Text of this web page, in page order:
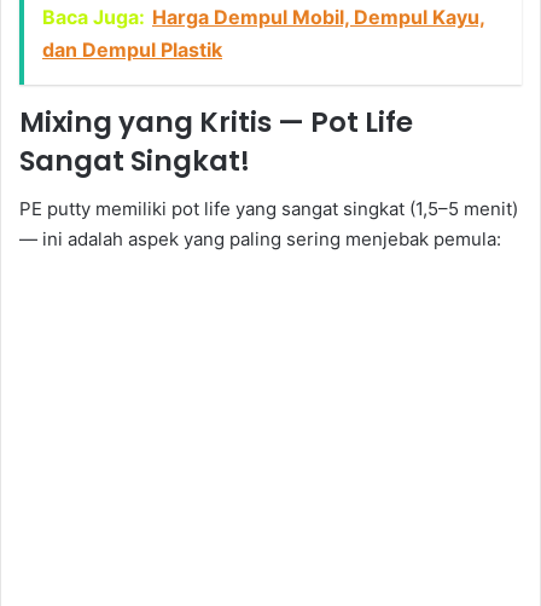
Baca Juga: Harga Dempul Mobil, Dempul Kayu,
dan Dempul Plastik
Mixing yang Kritis — Pot Life
Sangat Singkat!
PE putty memiliki pot life yang sangat singkat (1,5–5 menit)
— ini adalah aspek yang paling sering menjebak pemula: